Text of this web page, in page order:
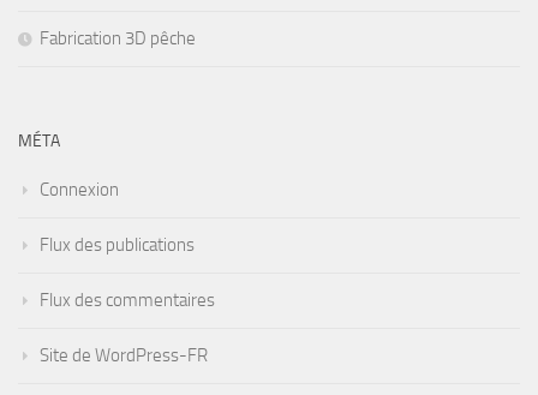
Fabrication 3D pêche
MÉTA
Connexion
Flux des publications
Flux des commentaires
Site de WordPress-FR